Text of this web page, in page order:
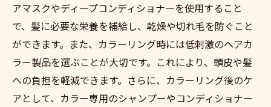
アマスクやディープコンディショナーを使用すること
で、髪に必要な栄養を補給し、乾燥や切れ毛を防ぐこと
ができます。また、カラーリング時には低刺激のヘアカ
ラー製品を選ぶことが大切です。これにより、頭皮や髪
への負担を軽減できます。さらに、カラーリング後のケ
アとして、カラー専用のシャンプーやコンディショナー